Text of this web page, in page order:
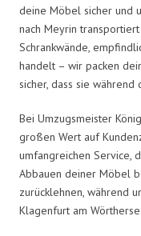
deine Möbel sicher und
nach Meyrin
Schrankwände,
handelt – wir packen
sicher, dass sie
Bei Umzugsmeister
großen Wert auf
umfangreichen Service,
Abbauen deiner Möbel
zurücklehnen, während
Klagenfurt am